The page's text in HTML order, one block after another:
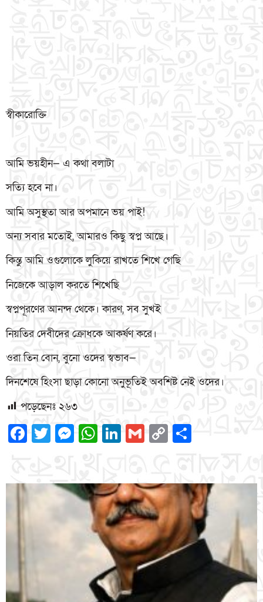
স্বীকারোক্তি
আমি ভয়হীন— এ কথা বলাটা
সত্যি হবে না।
আমি অসুস্থতা আর অপমানে ভয় পাই!
অন্য সবার মতোই, আমারও কিছু স্বপ্ন আছে।
কিন্তু আমি ওগুলোকে লুকিয়ে রাখতে শিখে গেছি
নিজেকে আড়াল করতে শিখেছি
স্বপ্নপূরণের আনন্দ থেকে। কারণ, সব সুখই
নিয়তির দেবীদের ক্রোধকে আকর্ষণ করে।
ওরা তিন বোন, বুনো ওদের স্বভাব—
দিনশেষে হিংসা ছাড়া কোনো অনুভূতিই অবশিষ্ট নেই ওদের।
পড়েছেনঃ ২৬৩
Facebook
Twitter
Messenger
WhatsApp
LinkedIn
Gmail
Copy
Link
Share